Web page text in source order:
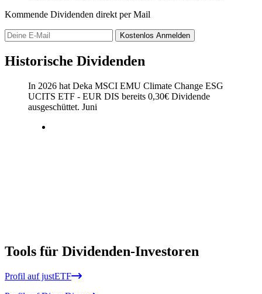
Kommende Dividenden direkt per Mail
Kostenlos Anmelden
Historische Dividenden
In 2026 hat Deka MSCI EMU Climate Change ESG
UCITS ETF - EUR DIS bereits 0,30€ Dividende
ausgeschüttet. Juni
Tools für Dividenden-Investoren
Profil auf justETF